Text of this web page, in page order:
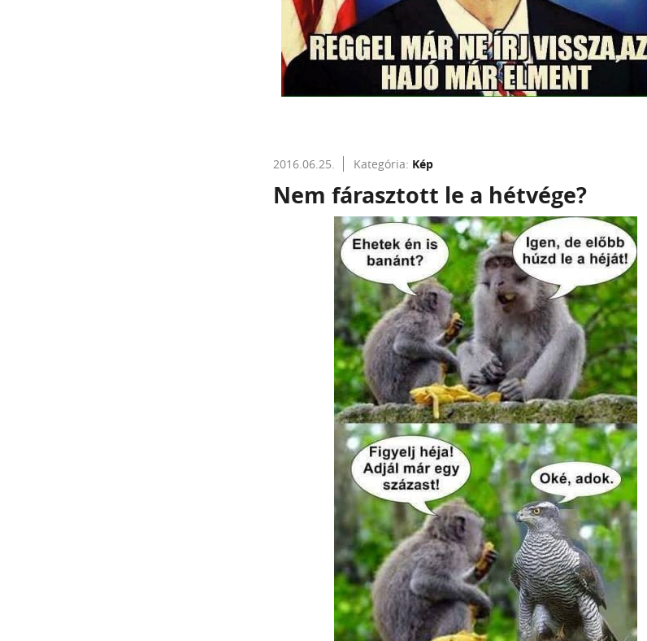
2016.06.25. Kategória: Kép
Nem fárasztott le a hétvége?